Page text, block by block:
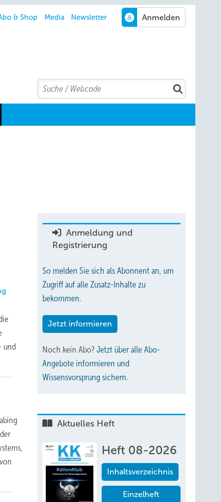
& Shop Media Newsletter
Search
Suchen
und
Anmeldung und
Registrierung
So melden Sie sich als Abonnent an, um
Zugriff auf alle Zusatz-Inhalte zu
bekommen.
Jetzt informieren
Noch kein Abo? Jetzt über alle Abo-
Angebote informieren und
Wissensvorsprung sichern.
Aktuelles Heft
Heft 08-2026
Inhaltsverzeichnis
Einzelheft